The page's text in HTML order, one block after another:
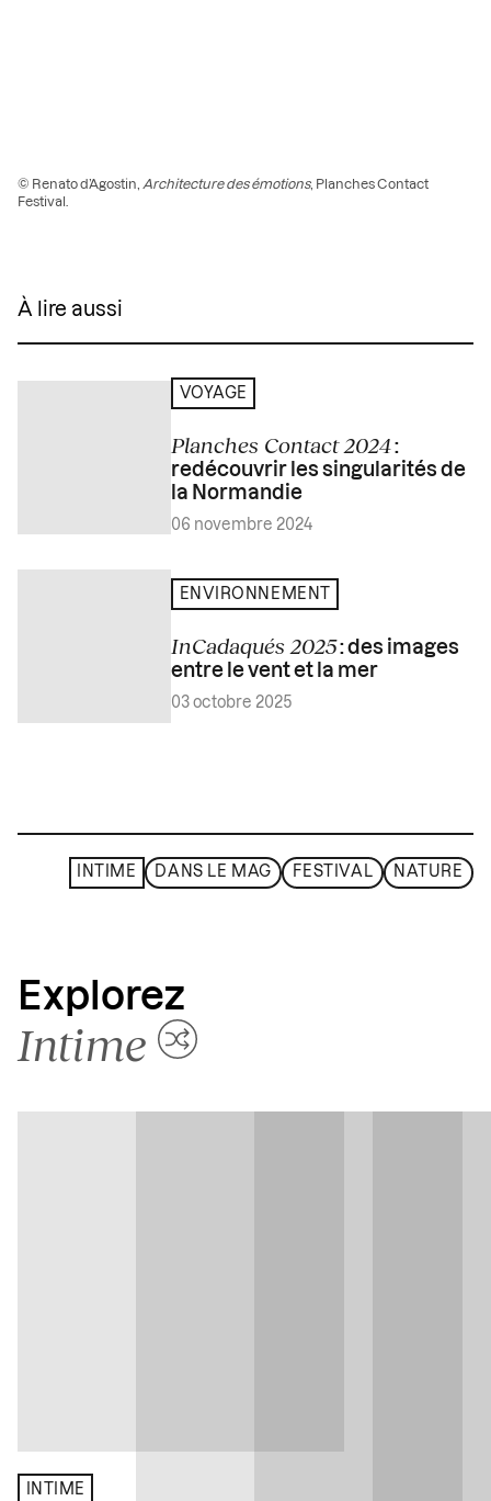
© Renato d’Agostin, Architecture des émotions, Planches Contact
Festival.
À lire aussi
VOYAGE
Planches Contact 2024:
redécouvrir les singularités de
la Normandie
06 novembre 2024
ENVIRONNEMENT
InCadaqués 2025: des images
entre le vent et la mer
03 octobre 2025
INTIME DANS LE MAG FESTIVAL NATURE
Explorez
Intime
INTIME